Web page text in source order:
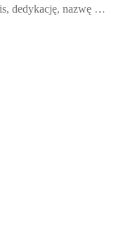
dedykację, nazwę …